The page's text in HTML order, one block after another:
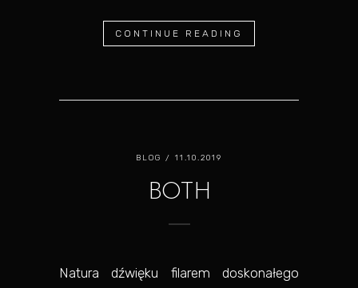
CONTINUE READING
BLOG / 11.10.2019
BOTH
Natura dźwięku filarem doskonałego